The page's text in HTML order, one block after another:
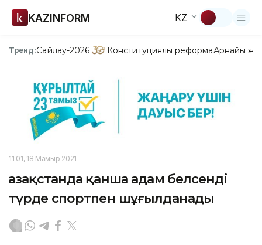
KAZINFORM KZ
Тренд:Сайлау-2026 Конституциялық реформаАрнайы
11:01, 18 Мамыр 2021
Қазақстанда қанша адам белсенді
түрде спортпен шұғылданады